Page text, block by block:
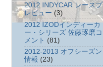
2012 INDYCAR レースプ
レビュー (3)
2012 IZODインディーカ
ー・シリーズ 佐藤琢磨コ
メント (81)
2012-2013 オフシーズン
情報 (23)